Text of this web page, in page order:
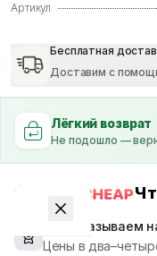
Артикул
Бесплатная
Доставим с
Лёгкий возврат
Не подошло —
Мы заказываем
Цены в